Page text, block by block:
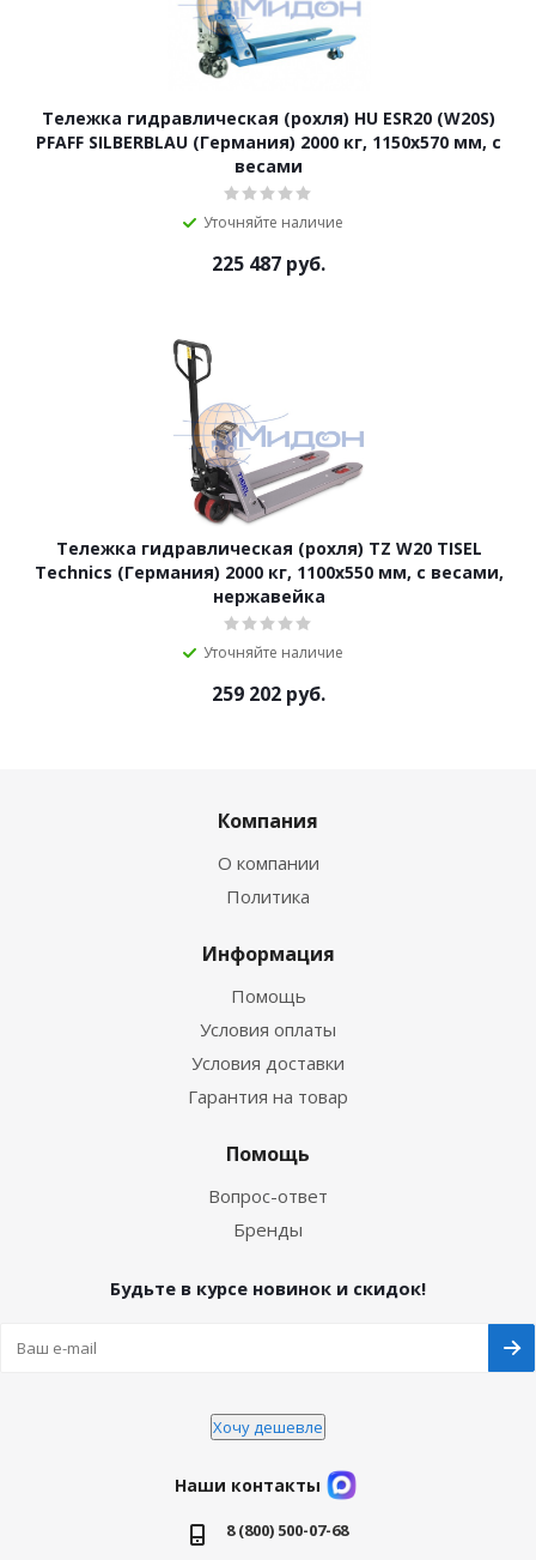
Тележка гидравлическая (рохля) HU ESR20 (W20S)
PFAFF SILBERBLAU (Германия) 2000 кг, 1150х570 мм, с
весами
Уточняйте наличие
225 487 руб.
Тележка гидравлическая (рохля) TZ W20 TISEL
Technics (Германия) 2000 кг, 1100х550 мм, с весами,
нержавейка
Уточняйте наличие
259 202 руб.
Компания
О компании
Политика
Информация
Помощь
Условия оплаты
Условия доставки
Гарантия на товар
Помощь
Вопрос-ответ
Бренды
Будьте в курсе новинок и скидок!
Хочу дешевле
Наши контакты
8 (800) 500-07-68